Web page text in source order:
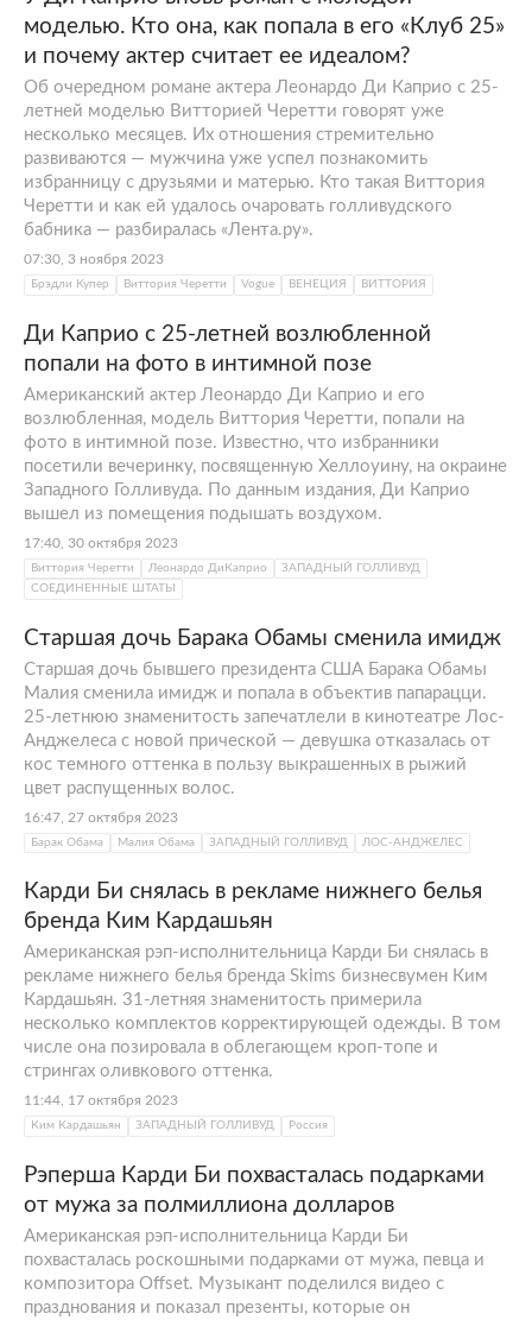
моделью. Кто она, как попала в его «Клуб 25»
и почему актер считает ее идеалом?
Об очередном романе актера Леонардо Ди Каприо с 25-
летней моделью Витторией Черетти говорят уже
несколько месяцев. Их отношения стремительно
развиваются — мужчина уже успел познакомить
избранницу с друзьями и матерью. Кто такая Виттория
Черетти и как ей удалось очаровать голливудского
бабника — разбиралась «Лента.ру».
07:30, 3 ноября 2023
Брэдли Купер Виттория Черетти Vogue ВЕНЕЦИЯ ВИТТОРИЯ
Ди Каприо с 25-летней возлюбленной
попали на фото в интимной позе
Американский актер Леонардо Ди Каприо и его
возлюбленная, модель Виттория Черетти, попали на
фото в интимной позе. Известно, что избранники
посетили вечеринку, посвященную Хеллоуину, на окраине
Западного Голливуда. По данным издания, Ди Каприо
вышел из помещения подышать воздухом.
17:40, 30 октября 2023
Виттория Черетти Леонардо ДиКаприо
ЗАПАДНЫЙ ГОЛЛИВУД
СОЕДИНЕННЫЕ ШТАТЫ
Старшая дочь Барака Обамы сменила имидж
Старшая дочь бывшего президента США Барака Обамы
Малия сменила имидж и попала в объектив папарацци.
25-летнюю знаменитость запечатлели в кинотеатре Лос-
Анджелеса с новой прической — девушка отказалась от
кос темного оттенка в пользу выкрашенных в рыжий
цвет распущенных волос.
16:47, 27 октября 2023
Барак Обама Малия Обама ЗАПАДНЫЙ ГОЛЛИВУД ЛОС-АНДЖЕЛЕС
Карди Би снялась в рекламе нижнего белья
бренда Ким Кардашьян
Американская рэп-исполнительница Карди Би снялась в
рекламе нижнего белья бренда Skims бизнесвумен Ким
Кардашьян. 31-летняя знаменитость примерила
несколько комплектов корректирующей одежды. В том
числе она позировала в облегающем кроп-топе и
стрингах оливкового оттенка.
11:44, 17 октября 2023
Ким Кардашьян ЗАПАДНЫЙ ГОЛЛИВУД Россия
Рэперша Карди Би похвасталась подарками
от мужа за полмиллиона долларов
Американская рэп-исполнительница Карди Би
похвасталась роскошными подарками от мужа, певца и
композитора Offset. Музыкант поделился видео с
празднования и показал презенты, которые он